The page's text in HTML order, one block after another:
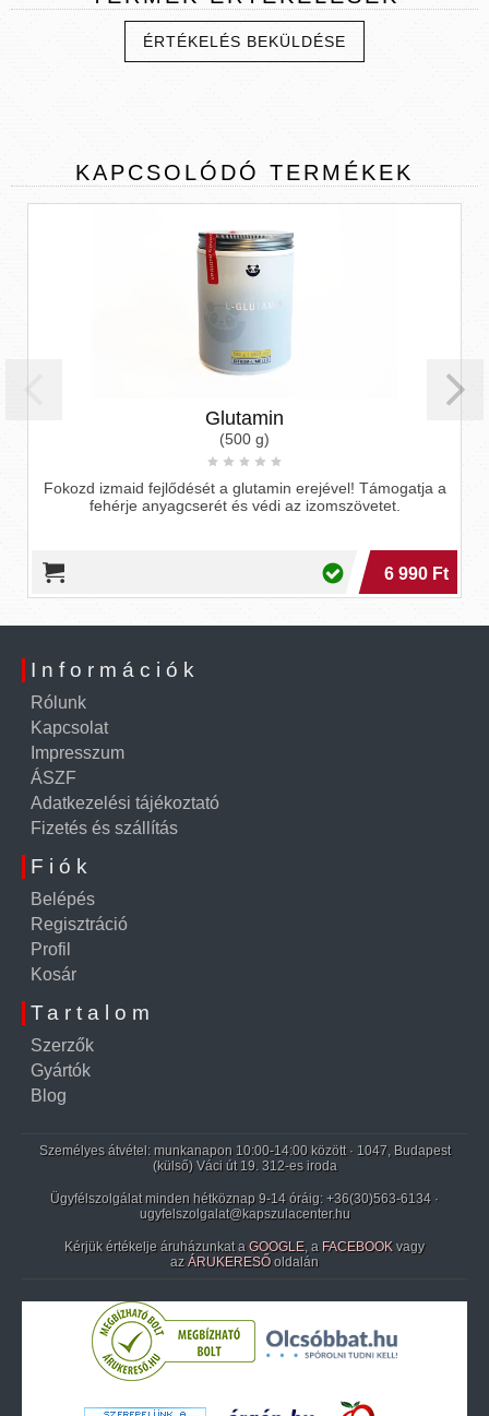
ÉRTÉKELÉS BEKÜLDÉSE
KAPCSOLÓDÓ TERMÉKEK
Glutamin
(500 g)
Fokozd izmaid fejlődését a glutamin erejével! Támogatja a
fehérje anyagcserét és védi az izomszövetet.
6 990 Ft
Információk
Rólunk
Kapcsolat
Impresszum
ÁSZF
Adatkezelési tájékoztató
Fizetés és szállítás
Fiók
Belépés
Regisztráció
Profil
Kosár
Tartalom
Szerzők
Gyártók
Blog
Személyes átvétel: munkanapon 10:00-14:00 között · 1047, Budapest
(külső) Váci út 19. 312-es iroda
Ügyfélszolgálat minden hétköznap 9-14 óráig: +36(30)563-6134 ·
ugyfelszolgalat@kapszulacenter.hu
Kérjük értékelje áruházunkat a GOOGLE, a FACEBOOK vagy
az ÁRUKERESŐ oldalán